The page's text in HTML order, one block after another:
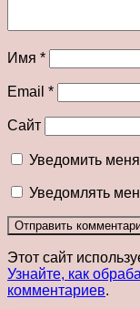
Имя *
Email *
Сайт
Уведомить
Уведомлять
Этот сайт
Узнайте, как
комментариев.